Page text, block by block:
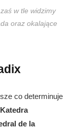
w tle widzimy
oraz okalające
co determinuje
Katedra
de la